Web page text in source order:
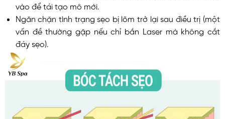
vào để tái tạo mô mới.
Ngăn chặn tình trạng sẹo bị lõm trở lại sau điều trị (một
vấn đề thường gặp nếu chỉ bắn Laser mà không cắt
đáy sẹo).